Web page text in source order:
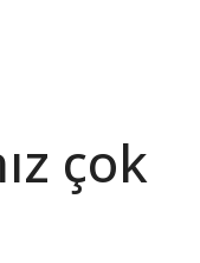
çok